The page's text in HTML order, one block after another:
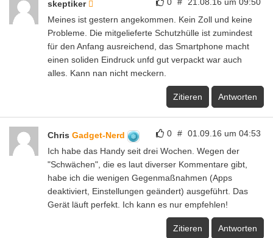
0 # 21.08.16 um 09:50
skeptiker
Meines ist gestern angekommen. Kein Zoll und keine
Probleme. Die mitgelieferte Schutzhülle ist zumindest
für den Anfang ausreichend, das Smartphone macht
einen soliden Eindruck unfd gut verpackt war auch
alles. Kann nan nicht meckern.
Zitieren Antworten
0 # 01.09.16 um 04:53
Chris Gadget-Nerd
Ich habe das Handy seit drei Wochen. Wegen der
"Schwächen", die es laut diverser Kommentare gibt,
habe ich die wenigen Gegenmaßnahmen (Apps
deaktiviert, Einstellungen geändert) ausgeführt. Das
Gerät läuft perfekt. Ich kann es nur empfehlen!
Zitieren Antworten